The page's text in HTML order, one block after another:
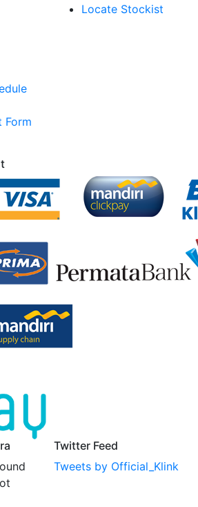
Locate Stockist
Form
Twitter Feed
Tweets by Official_Klink